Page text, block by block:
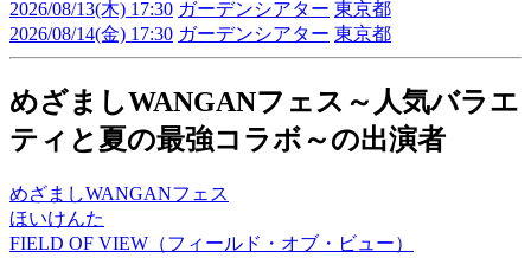
2026/08/13(木) 17:30 ガーデンシアター 東京都
2026/08/14(金) 17:30 ガーデンシアター 東京都
めざましWANGANフェス～人気バラエ
ティと夏の最強コラボ～の出演者
めざましWANGANフェス
ほいけんた
FIELD OF VIEW（フィールド・オブ・ビュー）